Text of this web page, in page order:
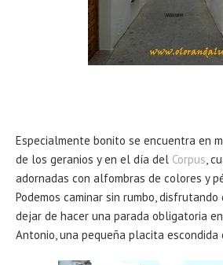
Especialmente bonito se encuentra en
de los geranios y en el día del Corpus,
adornadas con alfombras de colores y
Podemos caminar sin rumbo,
dejar de hacer una parada obligatoria
Antonio, una pequeña placita escondida